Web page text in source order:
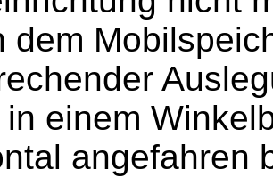
dem
einem
angefahren